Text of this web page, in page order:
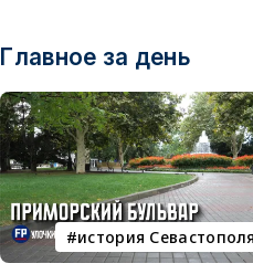
Главное за день
история Севастополя